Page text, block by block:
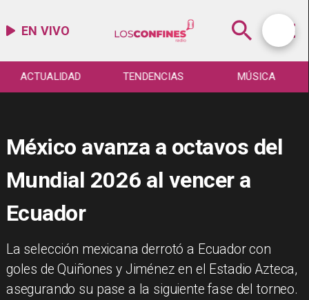
EN VIVO
ACTUALIDAD TENDENCIAS MÚSICA
México avanza a octavos del
Mundial 2026 al vencer a
Ecuador
La selección mexicana derrotó a Ecuador con
goles de Quiñones y Jiménez en el Estadio Azteca,
asegurando su pase a la siguiente fase del torneo.